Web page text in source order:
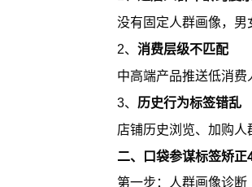
没有固定人群画像，男
2、 消费层级不匹配
中高端产品推送低消费
3、 历史行为标签错乱
店铺历史浏览、加购人
二、口袋参谋标签矫
第一步：人群画像诊断